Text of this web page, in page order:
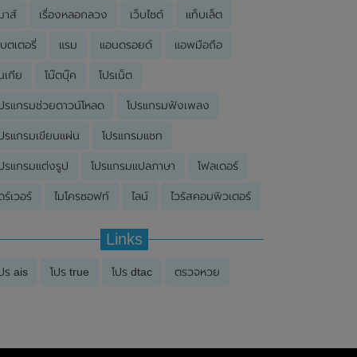
าส์ เรื่องหลอกลวง เว็บไซต์ แท็บเล็ต
ตเตอรี่ แรม แอนดรอยด์ แอพมือถือ
เกีย โน๊ตบุ๊ค โปรเน็ต
รแกรมช่วยดาวน์โหลด โปรแกรมฟังเพลง
รแกรมเขียนแผ่น โปรแกรมแชท
รแกรมแต่งรูป โปรแกรมแปลภาษา โฟลเดอร์
ร์เวอร์ ไมโครซอฟท์ ไลน์ ไวรัสคอมพิวเตอร์
Links
ร ais โปร true โปร dtac ตรวจหวย